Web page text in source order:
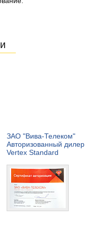
ЗАО "Вива-Телеком"
Авторизованный дилер
Vertex Standard